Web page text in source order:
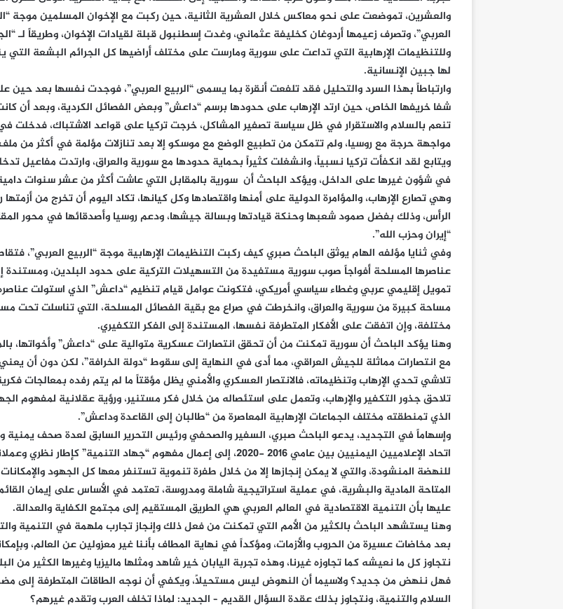
والعشرين، تموضعت على نحو معاكس خلال العشرية الثانية، حين ركبت مع الإخوان المسلمين موجة
العربي”، وتصرف زعيمها أردوغان كخليفة عثماني، وغدت إسطنبول قبلة لقيادات الإخوان، وطريقاً لـ
وللتنظيمات الإرهابية التي تداعت على سورية ومارست على مختلف أراضيها كل الجرائم البشعة التي
لها جبين الإنسانية.
وارتباطاً بهذا السرد والتحليل فقد تلفعت أنقرة بما يسمى “الربيع العربي”، فوجدت نفسها بعد حين
شفا خريفها الخاص، حين ارتد الإرهاب على حدودها برسم “داعش” وبعض الفصائل الكردية، وبعد أن
تنعم بالسلام والاستقرار في ظل سياسة تصفير المشاكل، خرجت تركيا على قواعد الاشتباك، فدخلت
مواجهة حرجة مع روسيا، ولم تتمكن من تطبيع الوضع مع موسكو إلا بعد تنازلات مؤلمة في أكثر من
ويتابع لقد انكفأت تركيا نسبياً، وانشغلت كثيراً بحماية حدودها مع سورية والعراق، وارتدت مفاعيل
في شؤون غيرها على الداخل، ويؤكد الباحث أن سورية بالمقابل التي عاشت أكثر من عشر سنوات
وهي تصارع الإرهاب، والمؤامرة الدولية على أمنها واقتصادها وكل كيانها، تكاد اليوم أن تخرج من أزمتها
الرأس، وذلك بفضل صمود شعبها وحنكة قيادتها وبسالة جيشها، ودعم روسيا وأصدقائها في محور
“إيران وحزب الله”.
وفي ثنايا مؤلفه الهام يوثق الباحث صبري كيف ركبت التنظيمات الإرهابية موجة “الربيع العربي”،
عناصرها المسلحة أفواجاً صوب سورية مستفيدة من التسهيلات التركية على حدود البلدين، ومستندة
تمويل إقليمي عربي وغطاء سياسي أمريكي، فتكونت عوامل قيام تنظيم “داعش” الذي استولت
مساحة كبيرة من سورية والعراق، وانخرطت في صراع مع بقية الفصائل المسلحة، التي تناسلت تحت
مختلفة، وإن اتفقت على الأفكار المتطرفة نفسها، المستندة إلى الفكر التكفيري.
وهنا يؤكد الباحث أن سورية تمكنت من أن تحقق انتصارات عسكرية متوالية على “داعش” وأخواتها،
مع انتصارات مماثلة للجيش العراقي، مما أدى في النهاية إلى سقوط “دولة الخرافة”، لكن دون أن
تلاشي تحدي الإرهاب وتنظيماته، فالانتصار العسكري والأمني يظل مؤقتاً ما لم يتم رفده بمعالجات
تلاحق جذور التكفير والإرهاب، وتعمل على استئصاله من خلال فكر مستنير، ورؤية عقلانية لمفهوم
الذي تمنطقته مختلف الجماعات الإرهابية المعاصرة من “طالبان إلى القاعدة وداعش”.
وإسهاماً في التجديد، يدعو الباحث صبري، السفير والصحفي ورئيس التحرير السابق لعدة صحف يمنية
اتحاد الإعلاميين اليمنيين بين عامي 2016 -2020، إلى إعمال مفهوم “جهاد التنمية” كإطار نظري
للنهضة المنشودة، والتي لا يمكن إنجازها إلا من خلال طفرة تنموية تستنفر معها كل الجهود والإمكانات
المتاحة المادية والبشرية، في عملية استراتيجية شاملة ومدروسة، تعتمد في الأساس على إيمان
عليها بأن التنمية الاقتصادية في العالم العربي هي الطريق المستقيم إلى مجتمع الكفاية والعدالة.
وهنا يستشهد الباحث بالكثير من الأمم التي تمكنت من فعل ذلك وإنجاز تجارب ملهمة في التنمية
بعد مخاضات عسيرة من الحروب والأزمات، ومؤكداً في نهاية المطاف بأننا غير معزولين عن العالم،
نتجاوز كل ما نعيشه كما تجاوزه غيرنا، وهذه تجربة اليابان خير شاهد ومثلها ماليزيا وغيرها الكثير من
فهل ننهض من جديد؟ ولاسيما أن النهوض ليس مستحيلاً، ويكفي أن نوجه الطاقات المتطرفة إلى
السلام والتنمية، ونتجاوز بذلك عقدة السؤال القديم – الجديد: لماذا تخلف العرب وتقدم غيرهم؟